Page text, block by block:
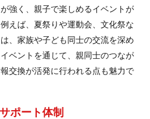
強く、親子で楽しめるイベントが
えば、夏祭りや運動会、文化祭な
、家族や子ども同士の交流を深め
ベントを通じて、親同士のつなが
交換が活発に行われる点も魅力で
ポート体制